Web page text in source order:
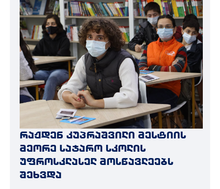
რაჟდენ კუპრაშვილი მესტიის
მეორე საჯარო სკოლის
უფროსკლასელ მოსწავლეებს
შეხვდა